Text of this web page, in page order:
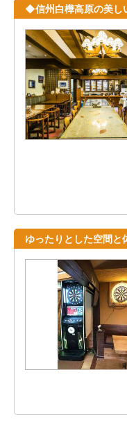
◆信州白樺高原の美し
ゆったりとした空間